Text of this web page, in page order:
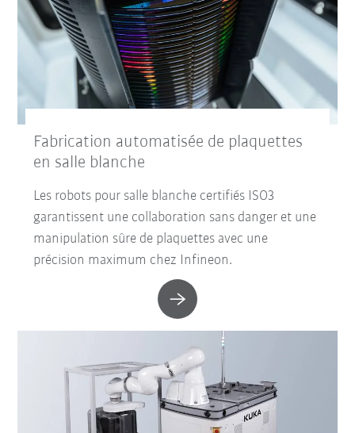
Fabrication automatisée de plaquettes
en salle blanche
Les robots pour salle blanche certifiés ISO3
garantissent une collaboration sans danger et une
manipulation sûre de plaquettes avec une
précision maximum chez Infineon.